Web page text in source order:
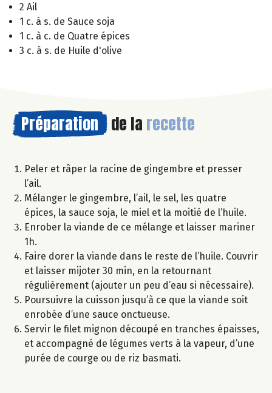
2 Ail
1 c. à s. de Sauce soja
1 c. à c. de Quatre épices
3 c. à s. de Huile d'olive
Préparation de la recette
Peler et râper la racine de gingembre et presser
l’ail.
Mélanger le gingembre, l’ail, le sel, les quatre
épices, la sauce soja, le miel et la moitié de l’huile.
Enrober la viande de ce mélange et laisser mariner
1h.
Faire dorer la viande dans le reste de l’huile. Couvrir
et laisser mijoter 30 min, en la retournant
régulièrement (ajouter un peu d’eau si nécessaire).
Poursuivre la cuisson jusqu’à ce que la viande soit
enrobée d’une sauce onctueuse.
Servir le filet mignon découpé en tranches épaisses,
et accompagné de légumes verts à la vapeur, d’une
purée de courge ou de riz basmati.